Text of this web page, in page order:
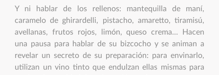
Y ni hablar de los rellenos: mantequilla de maní,
caramelo de ghirardelli, pistacho, amaretto, tiramisú,
avellanas, frutos rojos, limón, queso crema… Hacen
una pausa para hablar de su bizcocho y se animan a
revelar un secreto de su preparación: para envinarlo,
utilizan un vino tinto que endulzan ellas mismas para